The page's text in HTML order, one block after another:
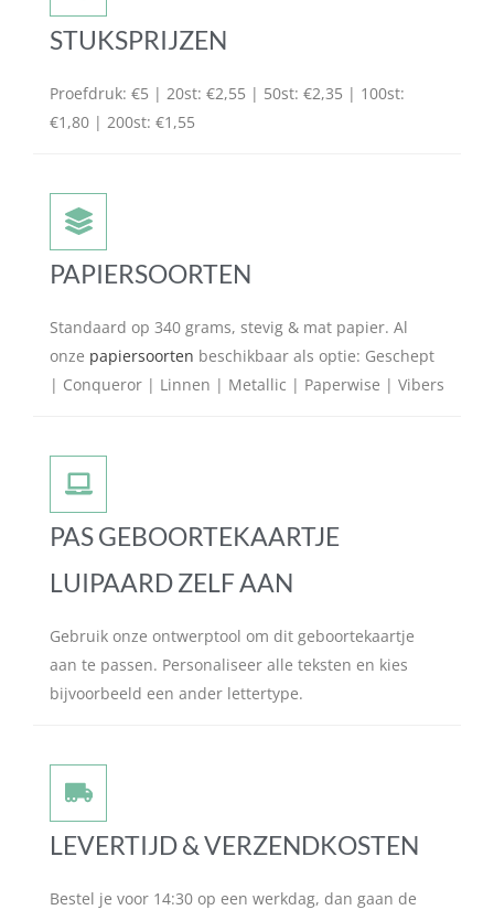
STUKSPRIJZEN
Proefdruk: €5 | 20st: €2,55 | 50st: €2,35 | 100st:
€1,80 | 200st: €1,55
PAPIERSOORTEN
Standaard op 340 grams, stevig & mat papier. Al
onze papiersoorten beschikbaar als optie: Geschept
| Conqueror | Linnen | Metallic | Paperwise | Vibers
PAS GEBOORTEKAARTJE
LUIPAARD ZELF AAN
Gebruik onze ontwerptool om dit geboortekaartje
aan te passen. Personaliseer alle teksten en kies
bijvoorbeeld een ander lettertype.
LEVERTIJD & VERZENDKOSTEN
Bestel je voor 14:30 op een werkdag, dan gaan de